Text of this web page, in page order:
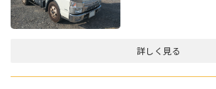
詳しく見る